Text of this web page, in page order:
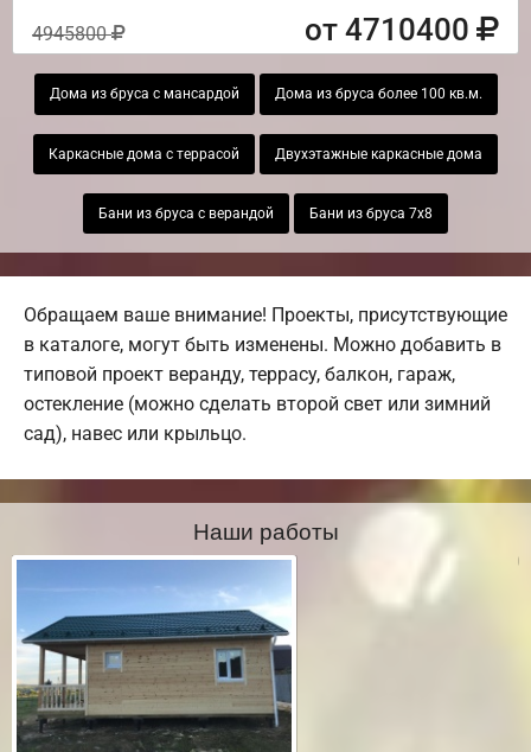
4945800 от 4710400
Дома из бруса с мансардой Дома из бруса более 100 кв.м.
Каркасные дома с террасой Двухэтажные каркасные дома
Бани из бруса с верандой Бани из бруса 7х8
Обращаем ваше внимание! Проекты, присутствующие
в каталоге, могут быть изменены. Можно добавить в
типовой проект веранду, террасу, балкон, гараж,
остекление (можно сделать второй свет или зимний
сад), навес или крыльцо.
Наши работы